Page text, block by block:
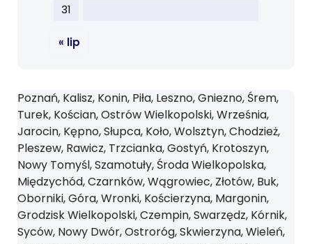
31
« lip
Poznań, Kalisz, Konin, Piła, Leszno, Gniezno, Śrem,
Turek, Kościan, Ostrów Wielkopolski, Września,
Jarocin, Kępno, Słupca, Koło, Wolsztyn, Chodzież,
Pleszew, Rawicz, Trzcianka, Gostyń, Krotoszyn,
Nowy Tomyśl, Szamotuły, Środa Wielkopolska,
Międzychód, Czarnków, Wągrowiec, Złotów, Buk,
Oborniki, Góra, Wronki, Kościerzyna, Margonin,
Grodzisk Wielkopolski, Czempin, Swarzędz, Kórnik,
Syców, Nowy Dwór, Ostroróg, Skwierzyna, Wieleń,